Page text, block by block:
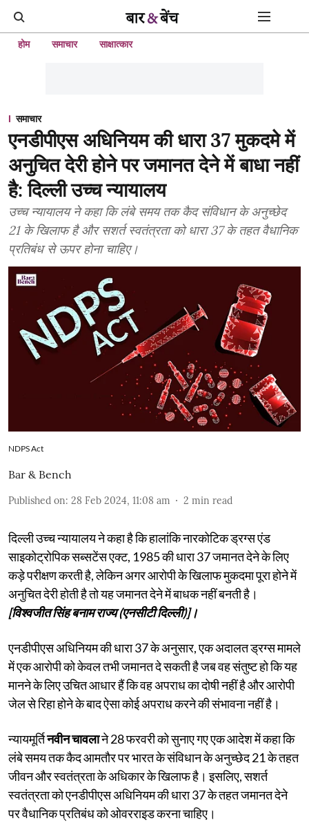
होम समाचार साक्षात्कार
समाचार
एनडीपीएस अधिनियम की धारा 37 मुकदमे में
अनुचित देरी होने पर जमानत देने में बाधा नहीं
है: दिल्ली उच्च न्यायालय
उच्च न्यायालय ने कहा कि लंबे समय तक कैद संविधान के अनुच्छेद
21 के खिलाफ है और सशर्त स्वतंत्रता को धारा 37 के तहत वैधानिक
प्रतिबंध से ऊपर होना चाहिए।
NDPS Act
Bar & Bench
Published on: 28 Feb 2024, 11:08 am 2 min read
दिल्ली उच्च न्यायालय ने कहा है कि हालांकि नारकोटिक ड्रग्स एंड
साइकोट्रोपिक सब्सटेंस एक्ट, 1985 की धारा 37 जमानत देने के लिए
कड़े परीक्षण करती है, लेकिन अगर आरोपी के खिलाफ मुकदमा पूरा होने में
अनुचित देरी होती है तो यह जमानत देने में बाधक नहीं बनती है।
[विश्वजीत सिंह बनाम राज्य (एनसीटी दिल्ली)]।
एनडीपीएस अधिनियम की धारा 37 के अनुसार, एक अदालत ड्रग्स मामले
में एक आरोपी को केवल तभी जमानत दे सकती है जब वह संतुष्ट हो कि यह
मानने के लिए उचित आधार हैं कि वह अपराध का दोषी नहीं है और आरोपी
जेल से रिहा होने के बाद ऐसा कोई अपराध करने की संभावना नहीं है।
न्यायमूर्तिनवीन चावलाने 28 फरवरी को सुनाए गए एक आदेश में कहा कि
लंबे समय तक कैद आमतौर पर भारत के संविधान के अनुच्छेद 21 के तहत
जीवन और स्वतंत्रता के अधिकार के खिलाफ है। इसलिए, सशर्त
स्वतंत्रता को एनडीपीएस अधिनियम की धारा 37 के तहत जमानत देने
पर वैधानिक प्रतिबंध को ओवरराइड करना चाहिए।